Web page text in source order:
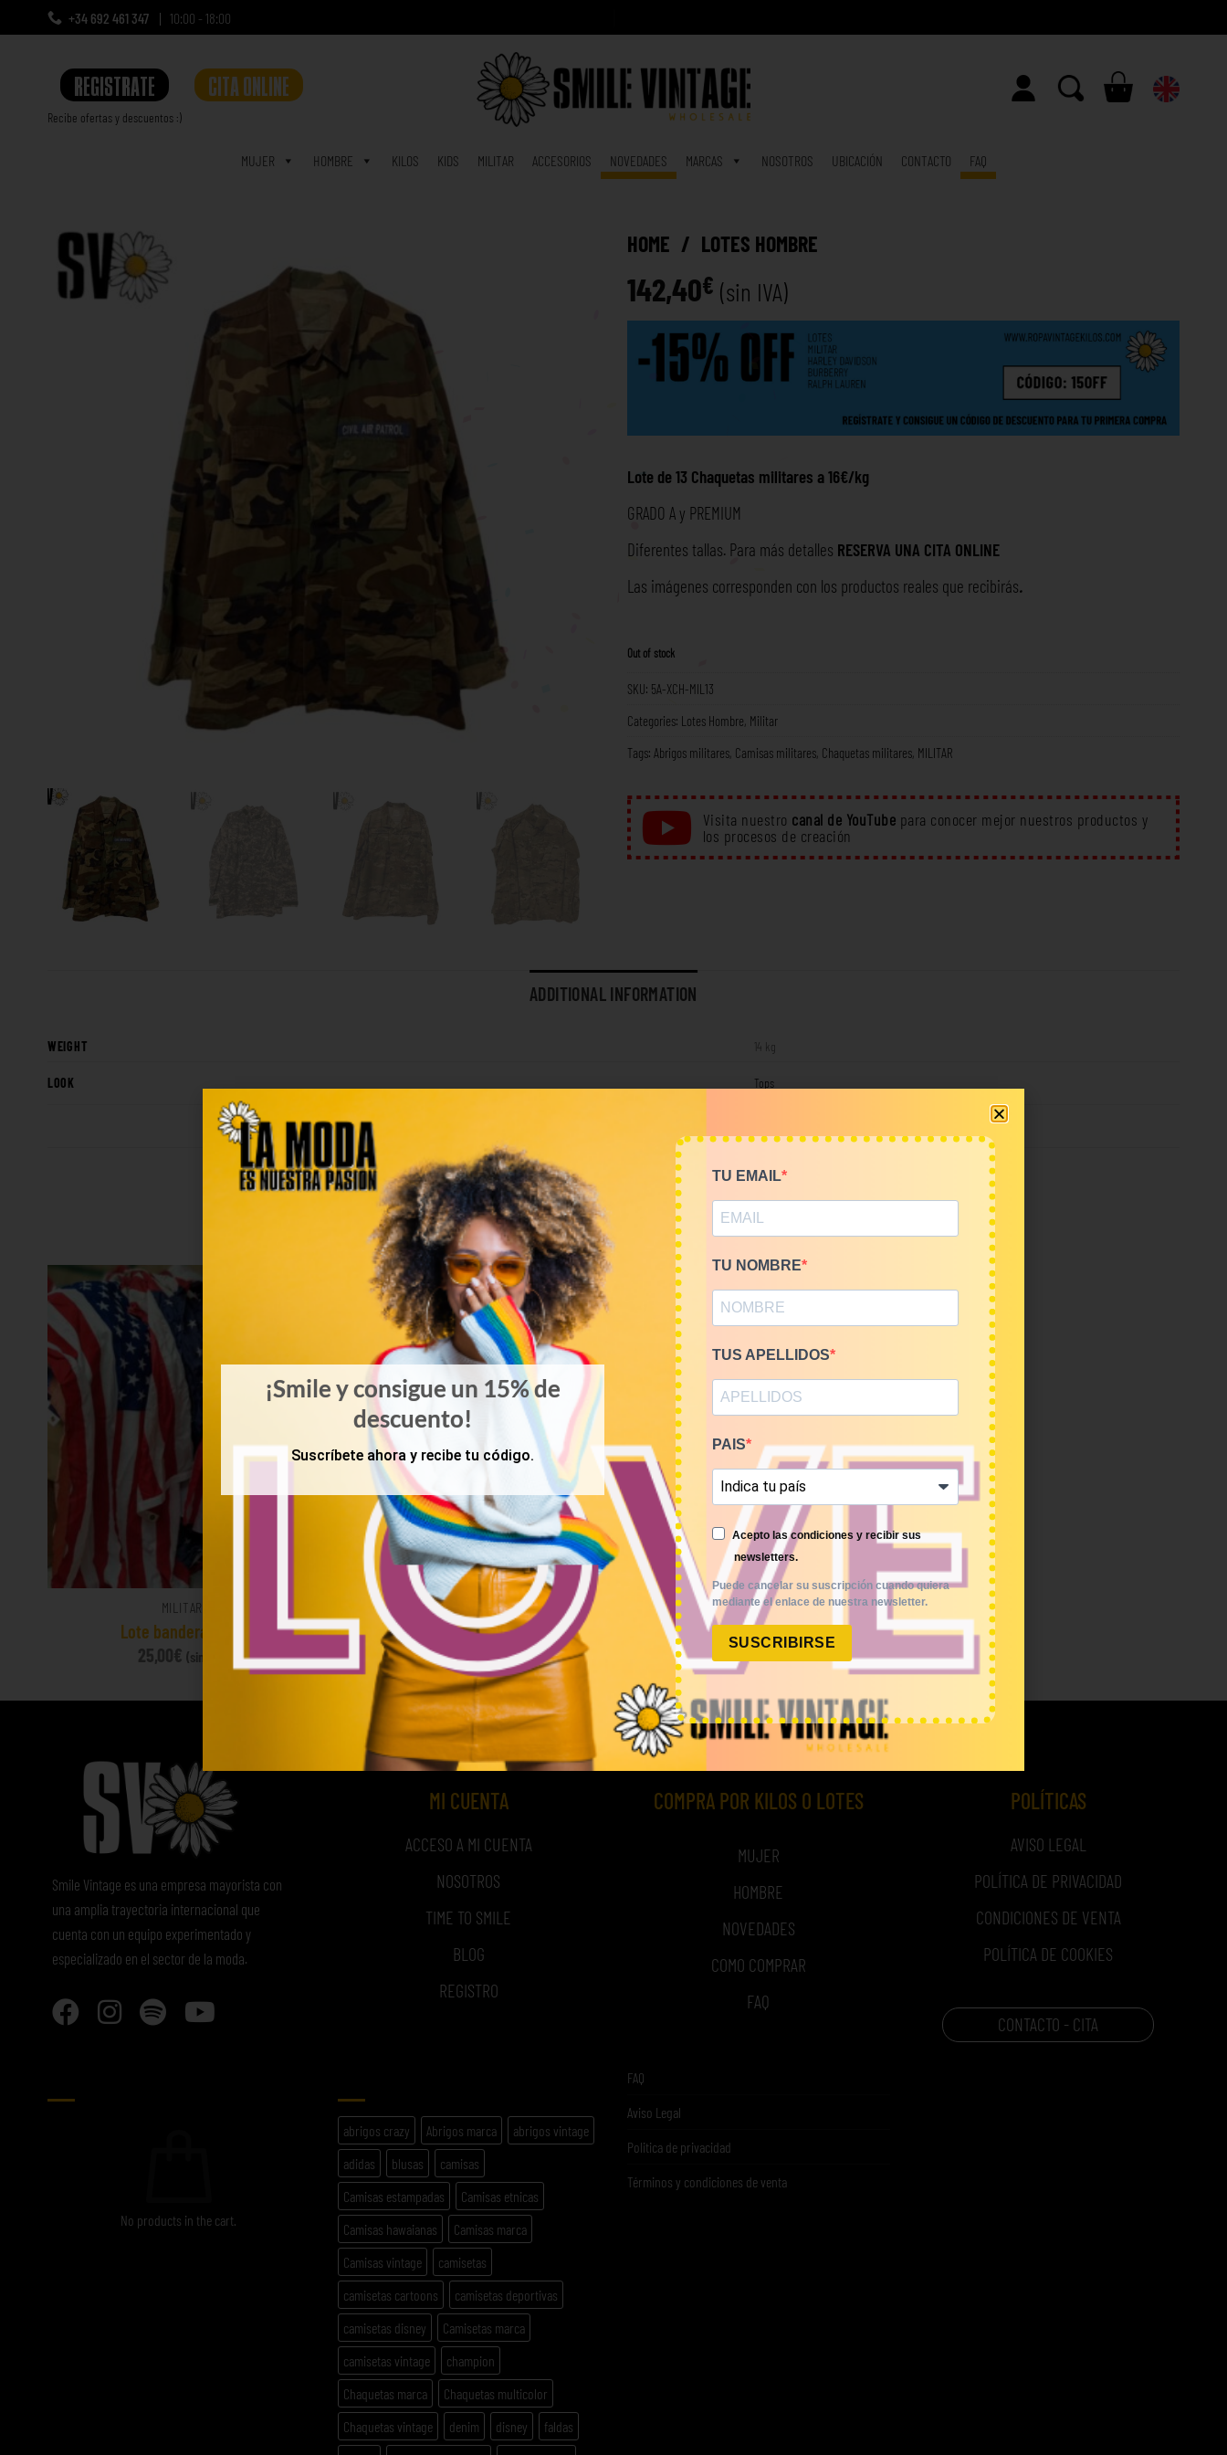
+34 692 461 347 10:00 - 18:00
REGISTRATE
Recibe ofertas y descuentos :)
CITA ONLINE
MUJER HOMBRE KILOS KIDS MILITAR ACCESORIOS NOVEDADES MARCAS NOSOTROS UBICACIÓN CONTACTO FAQ
HOME / LOTES HOMBRE
142,40€ (sin IVA)
Lote de 13 Chaquetas militares a 16€/kg
GRADO A y PREMIUM
Diferentes tallas. Para más detalles RESERVA UNA CITA ONLINE
Las imágenes corresponden con los productos reales que recibirás.
Out of stock
SKU: 5A-XCH-MIL13
Categories: Lotes Hombre, Militar
Tags: Abrigos militares, Camisas militares, Chaquetas militares, MILITAR
Visita nuestro canal de YouTube para conocer mejor nuestros productos y
los procesos de creación
ADDITIONAL INFORMATION
WEIGHT 14 kg
LOOK Tops
RELATED PRODUCTS
MILITAR
Lote banderas USA
25,00€ (sin IVA)
PRIMAVERA-VERANO
Mix de ropa militar 9,5€/Kg
47,50€–190,00€ (sin IVA)
Smile Vintage es una empresa mayorista con
una amplia trayectoria internacional que
cuenta con un equipo experimentado y
especializado en el sector de la moda.
MI CUENTA
ACCESO A MI CUENTA
NOSOTROS
TIME TO SMILE
BLOG
REGISTRO
COMPRA POR KILOS O LOTES
MUJER
HOMBRE
NOVEDADES
COMO COMPRAR
FAQ
POLÍTICAS
AVISO LEGAL
POLÍTICA DE PRIVACIDAD
CONDICIONES DE VENTA
POLÍTICA DE COOKIES
CONTACTO - CITA
No products in the cart.
abrigos crazy Abrigos marca
abrigos vintage
adidas
blusas
camisas
Camisas estampadas
Camisas etnicas
Camisas hawaianas
Camisas marca
Camisas vintage
camisetas
camisetas cartoons
camisetas deportivas
camisetas disney
Camisetas marca
camisetas vintage
champion
Chaquetas marca
Chaquetas multicolor
Chaquetas vintage
denim disney
faldas
FAQ
Aviso Legal
Politica de privacidad
Términos y condiciones de venta
¡Smile y consigue un 15% de
descuento!
Suscríbete ahora y recibe tu código.
TU EMAIL
TU NOMBRE
TUS APELLIDOS
PAIS
Acepto las condiciones y recibir sus
newsletters.
Puede cancelar su suscripción cuando quiera
mediante el enlace de nuestra newsletter.
SUSCRIBIRSE